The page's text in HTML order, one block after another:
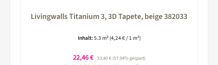
Livingwalls Titanium 3, 3D Tapete, beige 382033
Inhalt:5.3 m² (4,24 € / 1 m²)
Verkaufspreis:
22,46 € Regulärer Preis:
53,40 €(57.94% gespart)